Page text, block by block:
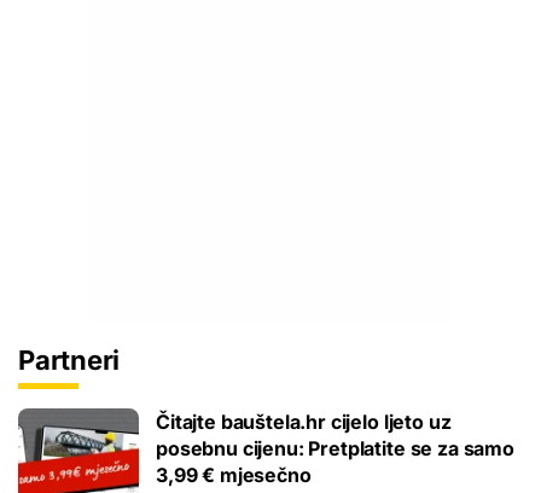
Partneri
Čitajte bauštela.hr cijelo ljeto uz
posebnu cijenu: Pretplatite se za samo
3,99 € mjesečno